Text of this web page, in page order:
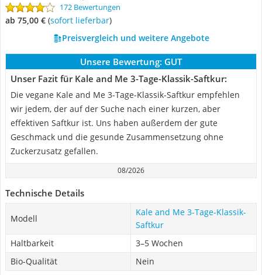
172 Bewertungen
ab 75,00 € ( Sofort lieferbar)
Preisvergleich und weitere Angebote
Unsere Bewertung: GUT
Unser Fazit für Kale and Me 3-Tage-Klassik-Saftkur:
Die vegane Kale and Me 3-Tage-Klassik-Saftkur empfehlen
wir jedem, der auf der Suche nach einer kurzen, aber
effektiven Saftkur ist. Uns haben außerdem der gute
Geschmack und die gesunde Zusammensetzung ohne
Zuckerzusatz gefallen.
08/2026
Technische Details
Modell
Kale and Me 3-Tage-Klassik-
Saftkur
Haltbarkeit
3–5 Wochen
Bio-Qualität
Nein